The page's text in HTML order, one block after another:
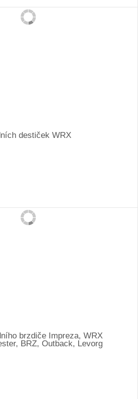
destiček WRX
brzdiče Impreza, WRX
BRZ, Outback, Levorg